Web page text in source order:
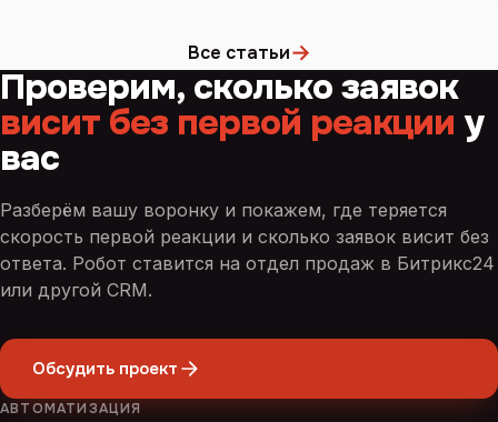
Все статьи→
Проверим, сколько заявок
висит без первой реакции у
вас
Разберём вашу воронку и покажем, где теряется
скорость первой реакции и сколько заявок висит без
ответа. Робот ставится на отдел продаж в Битрикс24
или другой CRM.
Обсудить проект
АВТОМАТИЗАЦИЯ